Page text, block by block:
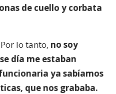
de cuello y corbata
lo tanto, no soy
día me estaban
ya sabíamos
que nos grababa.